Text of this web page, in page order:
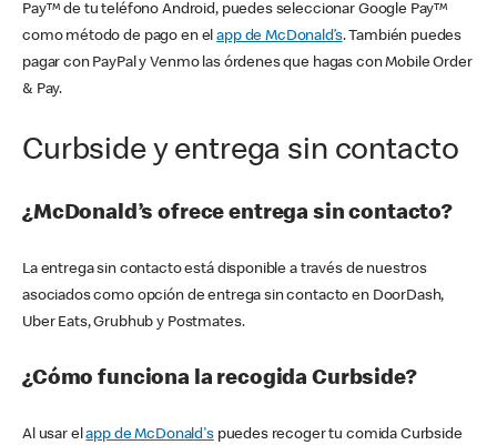
Pay™ de tu teléfono Android, puedes seleccionar Google Pay™
como método de pago en elapp de McDonald’s. También puedes
pagar con PayPal y Venmo las órdenes que hagas con Mobile Order
& Pay.
Curbside y entrega sin contacto
¿McDonald’s ofrece entrega sin contacto?
La entrega sin contacto está disponible a través de nuestros
asociados como opción de entrega sin contacto en DoorDash,
Uber Eats, Grubhub y Postmates.
¿Cómo funciona la recogida Curbside?
Al usar elapp de McDonald'spuedes recoger tu comida Curbside